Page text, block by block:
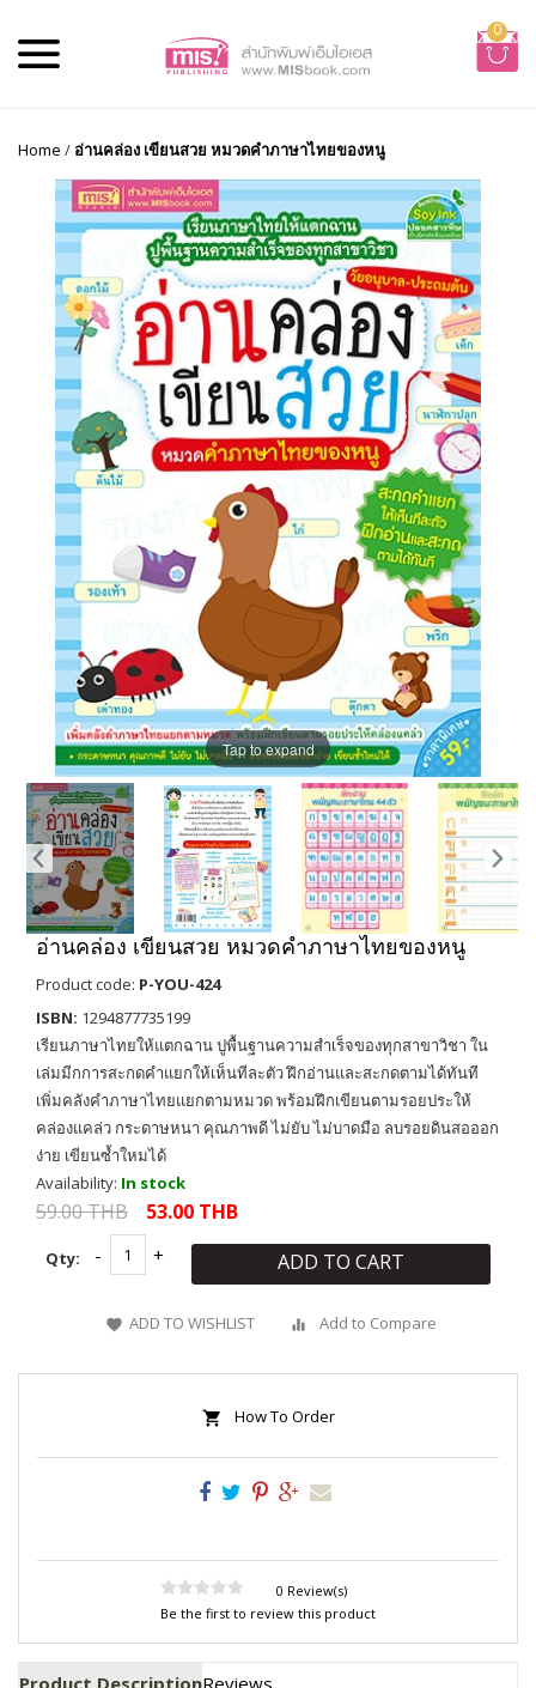
0
Home / อ่านคล่อง เขียนสวย หมวดคำภาษาไทยของหนู
Tap to expand
อ่านคล่อง เขียนสวย หมวดคำภาษาไทยของหนู
Product code: P-YOU-424
ISBN: 1294877735199
เรียนภาษาไทยให้แตกฉาน ปูพื้นฐานความสำเร็จของทุกสาขาวิชา ใน
เล่มมีกการสะกดคำแยกให้เห็นทีละตัว ฝึกอ่านและสะกดตามได้ทันที
เพิ่มคลังคำภาษาไทยแยกตามหมวด พร้อมฝึกเขียนตามรอยประให้
คล่องแคล่ว กระดาษหนา คุณภาพดี ไม่ยับ ไม่บาดมือ ลบรอยดินสอออก
ง่าย เขียนซ้ำใหมได้
Availability: In stock
59.00 THB 53.00 THB
Qty: ADD TO CART
ADD TO WISHLIST Add to Compare
How To Order
0 Review(s)
Be the first to review this product